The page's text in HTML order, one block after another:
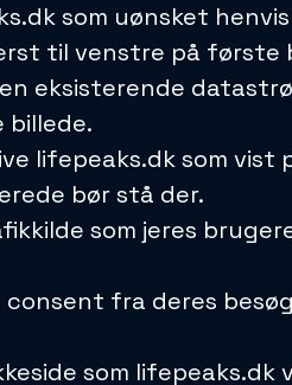
som uønsket
til venstre på første
eksisterende
lifepeaks.dk som vist
bør stå der.
som jeres
fra deres
som lifepeaks.dk